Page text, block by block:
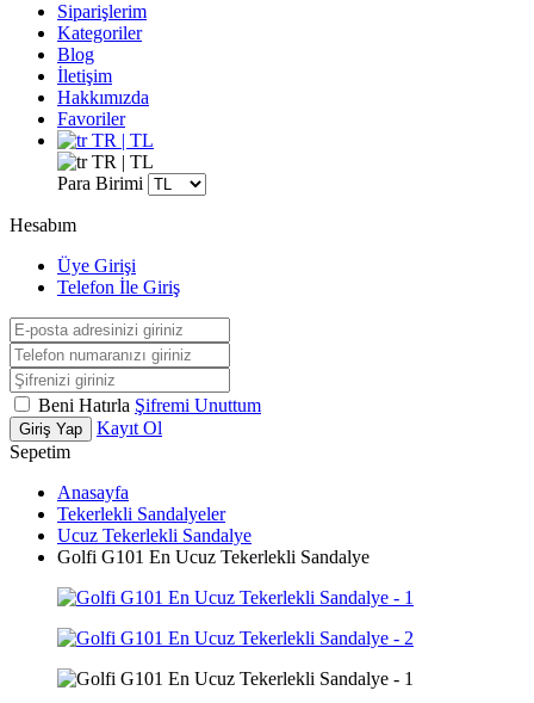
Siparişlerim
Kategoriler
Blog
İletişim
Hakkımızda
Favoriler
TR | TL
TR | TL
Para Birimi
Hesabım
Üye Girişi
Telefon İle Giriş
Beni Hatırla Şifremi Unuttum
Giriş Yap
Kayıt Ol
Sepetim
Anasayfa
Tekerlekli Sandalyeler
Ucuz Tekerlekli Sandalye
Golfi G101 En Ucuz Tekerlekli Sandalye